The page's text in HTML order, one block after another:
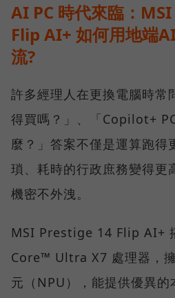
AI PC 時代來臨：
Flip AI+ 如何用地端
流?
許多經理人在更換電腦時常
得買嗎？」、「Copilot+
麼？」答案不僅是運算跑得
瑣、耗時的行政庶務變得更
機密不外洩。
MSI Prestige 14 Flip AI+
Core™ Ultra X7 處理器，
元（NPU），能提供優異的